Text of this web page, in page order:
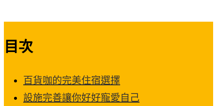
目次
百貨咖的完美住宿選擇
設施完善讓你好好寵愛自己